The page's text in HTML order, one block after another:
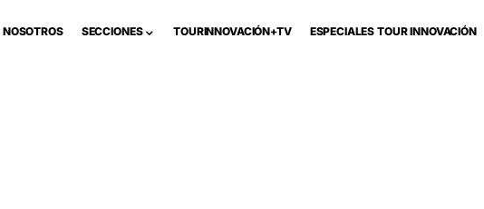
NOSOTROS SECCIONES TOURINNOVACIÓN+TV ESPECIALES TOUR INNOVACIÓN